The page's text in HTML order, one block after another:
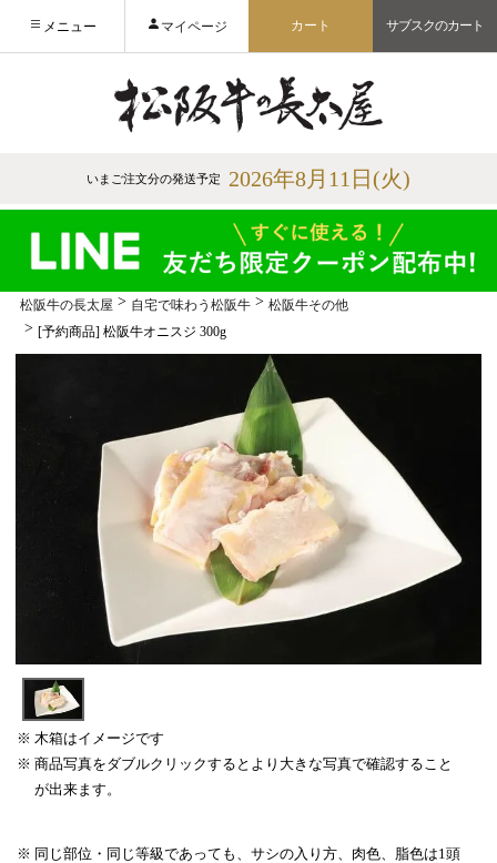
メニュー マイページ カート サブスクのカート
いまご注文分の発送予定 2026年8月11日(火)
松阪牛の長太屋 自宅で味わう松阪牛
松阪牛その他
[予約商品] 松阪牛オニスジ 300g
木箱はイメージです
商品写真をダブルクリックするとより大きな写真で確認すること
が出来ます。
同じ部位・同じ等級であっても、サシの入り方、肉色、脂色は1頭